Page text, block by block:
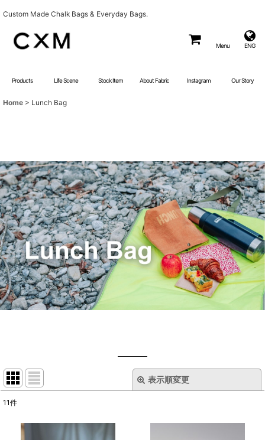
Custom Made Chalk Bags & Everyday Bags.
Menu ENG
Products Life Scene Stock Item About Fabric Instagram Our Story
Home > Lunch Bag
表示順変更
11件